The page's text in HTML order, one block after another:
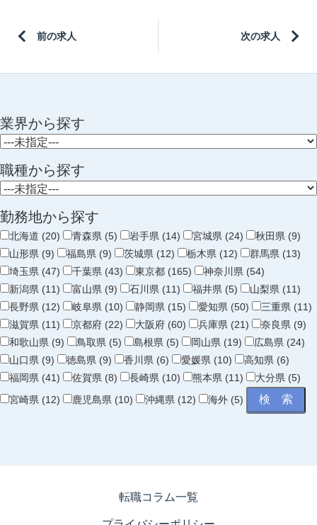
前の求人 次の求人
業界から探す
職種から探す
勤務地から探す
北海道 (20) 青森県 (5) 岩手県 (14) 宮城県 (24)
秋田県 (9)
山形県 (9)
福島県 (9) 茨城県 (12) 栃木県 (12)
群馬県 (13)
埼玉県 (47)
千葉県 (43) 東京都 (165)
神奈川県 (54)
新潟県 (11)
富山県 (9) 石川県 (11) 福井県 (5)
山梨県 (11)
長野県 (12)
岐阜県 (10) 静岡県 (15) 愛知県 (50)
三重県 (11)
滋賀県 (11)
京都府 (22) 大阪府 (60) 兵庫県 (21)
奈良県 (9)
和歌山県 (9)
鳥取県 (5) 島根県 (5) 岡山県 (19)
広島県 (24)
山口県 (9)
徳島県 (9) 香川県 (6) 愛媛県 (10)
高知県 (6)
福岡県 (41)
佐賀県 (8) 長崎県 (10) 熊本県 (11)
大分県 (5)
宮崎県 (12)
鹿児島県 (10) 沖縄県 (12) 海外 (5)
転職コラム一覧